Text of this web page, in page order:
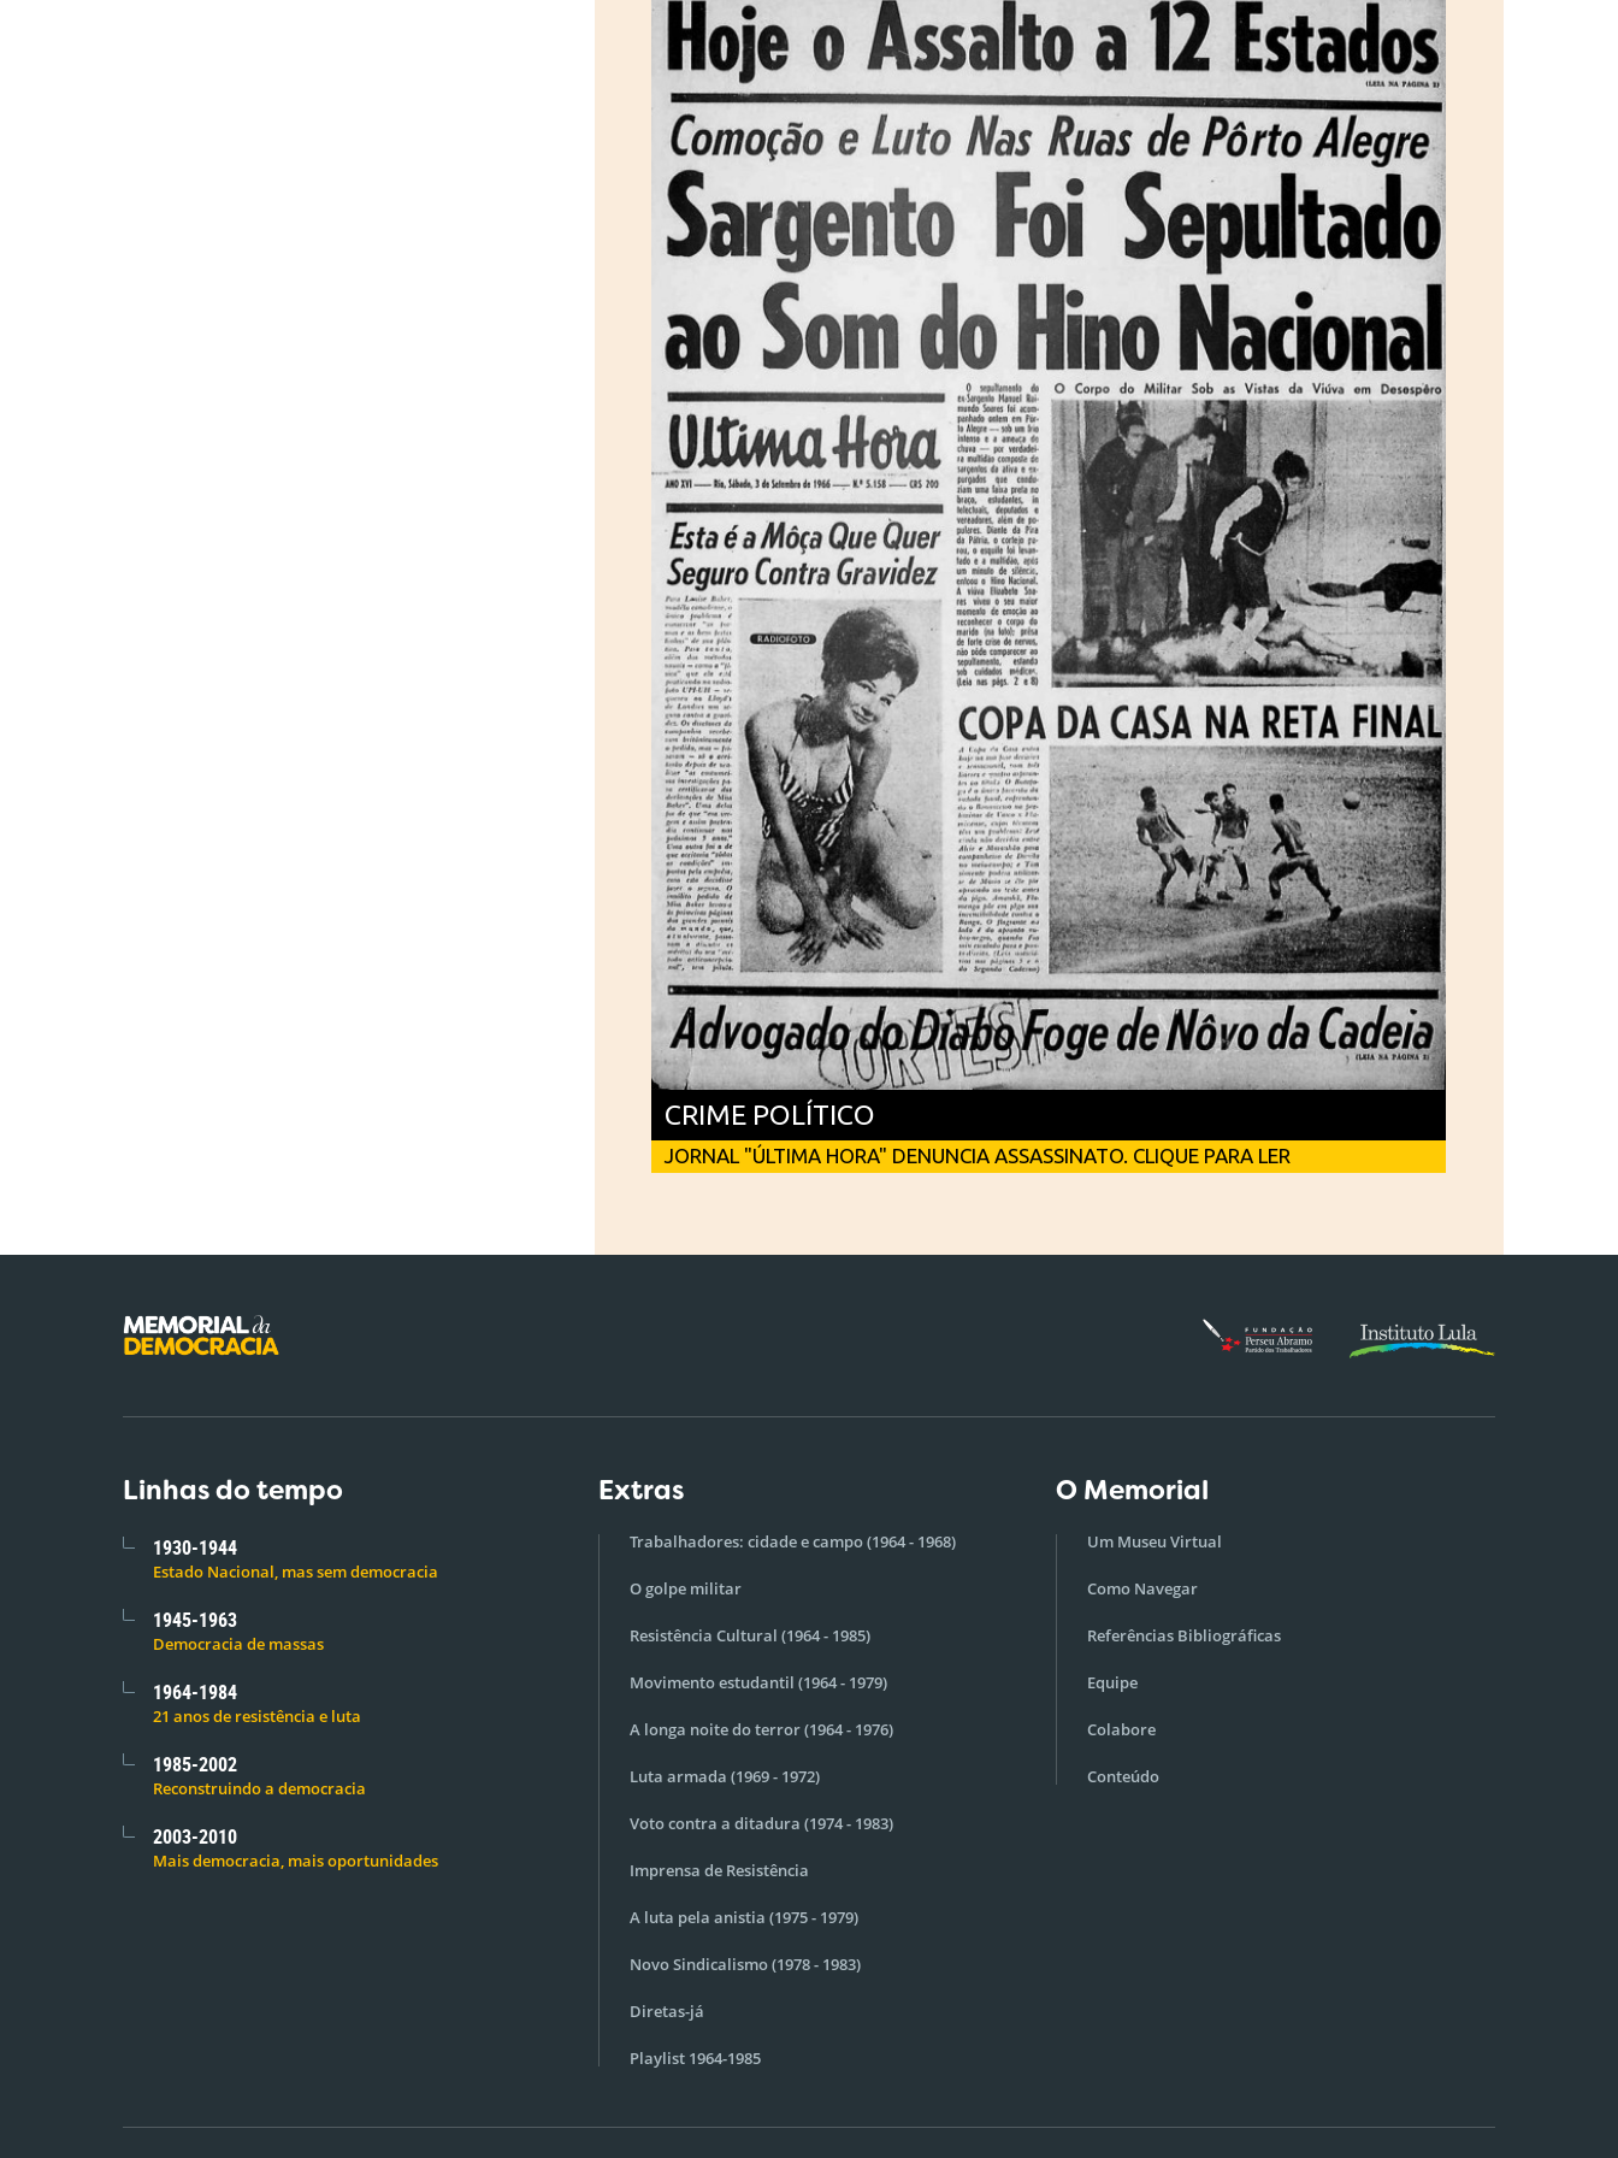
CRIME POLÍTICO
JORNAL "ÚLTIMA HORA" DENUNCIA ASSASSINATO. CLIQUE PARA LER
Linhas do tempo
1930-1944
Estado Nacional, mas sem democracia
1945-1963
Democracia de massas
1964-1984
21 anos de resistência e luta
1985-2002
Reconstruindo a democracia
2003-2010
Mais democracia, mais oportunidades
Extras
Trabalhadores: cidade e campo (1964 - 1968)
O golpe militar
Resistência Cultural (1964 - 1985)
Movimento estudantil (1964 - 1979)
A longa noite do terror (1964 - 1976)
Luta armada (1969 - 1972)
Voto contra a ditadura (1974 - 1983)
Imprensa de Resistência
A luta pela anistia (1975 - 1979)
Novo Sindicalismo (1978 - 1983)
Diretas-já
Playlist 1964-1985
O Memorial
Um Museu Virtual
Como Navegar
Referências Bibliográficas
Equipe
Colabore
Conteúdo